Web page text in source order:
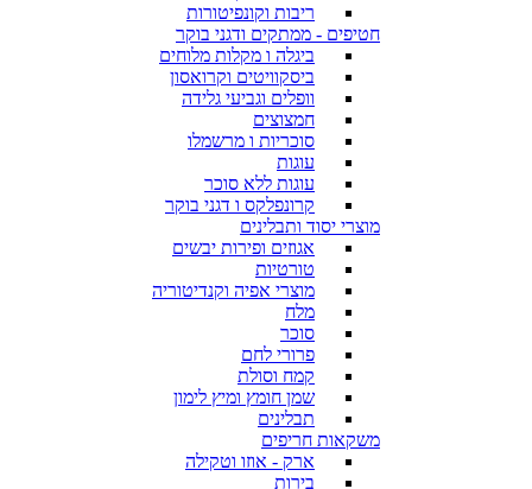
ריבות וקונפיטורות
חטיפים - ממתקים ודגני בוקר
ביגלה ו מקלות מלוחים
ביסקוויטים וקרואסון
וופלים וגביעי גלידה
חמצוצים
סוכריות ו מרשמלו
עוגות
עוגות ללא סוכר
קרונפלקס ו דגני בוקר
מוצרי יסוד ותבלינים
אגוזים ופירות יבשים
טורטיות
מוצרי אפיה וקנדיטוריה
מלח
סוכר
פרורי לחם
קמח וסולת
שמן חומץ ומיץ לימון
תבלינים
משקאות חריפים
ארק - אוזו וטקילה
בירות